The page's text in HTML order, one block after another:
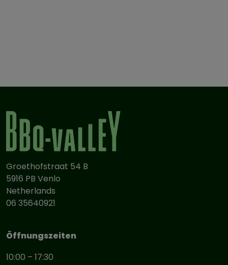
Groethofstraat 54 B
5916 PB Venlo
Netherlands
06 35640921
Öffnungszeiten
10:00 – 17:30